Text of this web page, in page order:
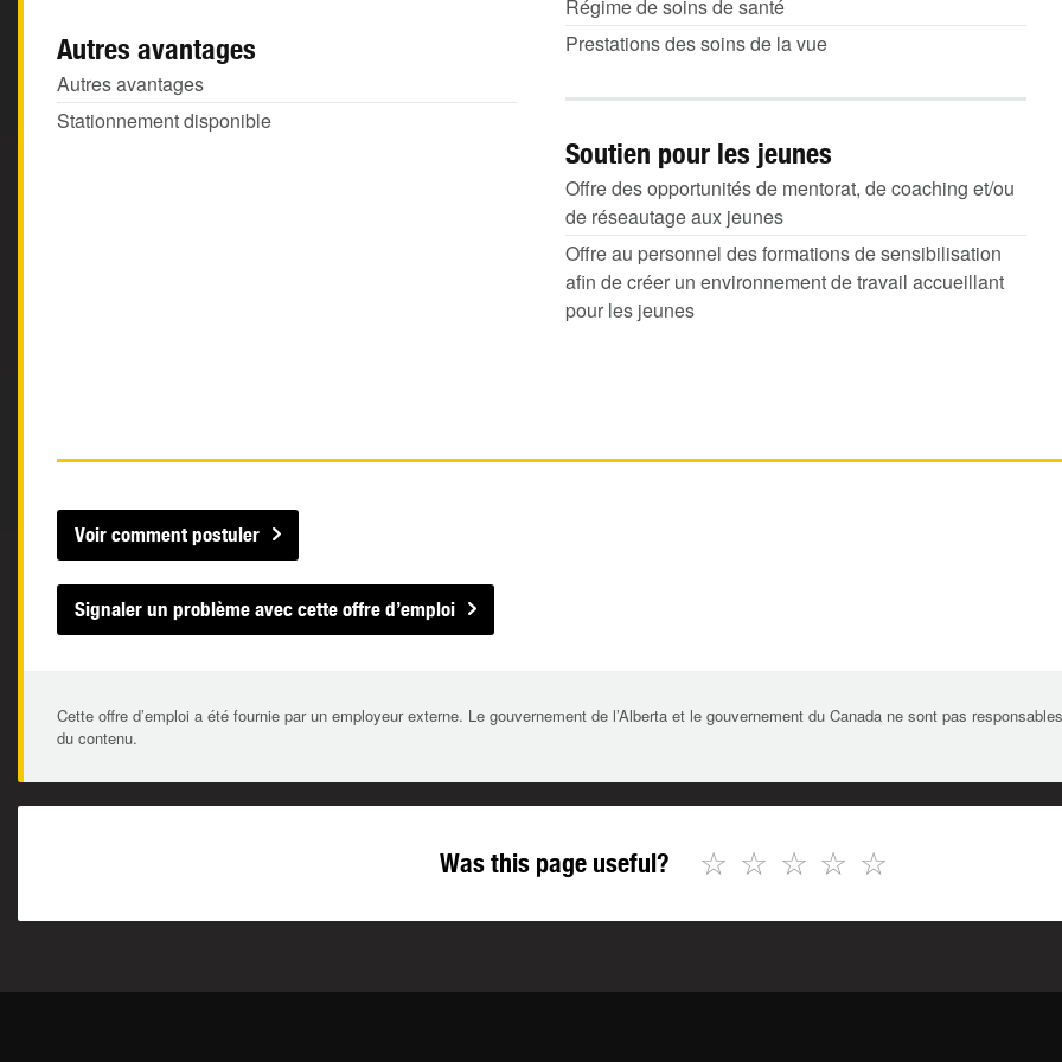
Régime de soins de santé
Prestations des soins de la vue
Autres avantages
Autres avantages
Stationnement disponible
Soutien pour les jeunes
Offre des opportunités de mentorat, de coaching et/ou
de réseautage aux jeunes
Offre au personnel des formations de sensibilisation
afin de créer un environnement de travail accueillant
pour les jeunes
Voir comment postuler
Signaler un problème avec cette offre d’emploi
Cette offre d’emploi a été fournie par un employeur externe. Le gouvernement de l’Alberta et le gouvernement du Canada ne sont pas
du contenu.
Was this page useful? ☆
☆
☆
☆
☆